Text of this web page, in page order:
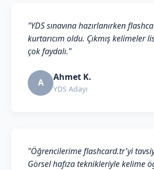
"YDS sınavına hazırlanırken
kurtarıcım oldu. Çıkmış kelimeler
çok faydalı."
A Ahmet K.
YDS Adayı
"Öğrencilerime flashcard.tr'yi
Görsel hafıza teknikleriyle kelime